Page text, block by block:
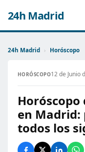
24h Madrid
24h Madrid › Horóscopo
HORÓSCOPO12 de Junio
Horóscopo
en Madrid:
todos los